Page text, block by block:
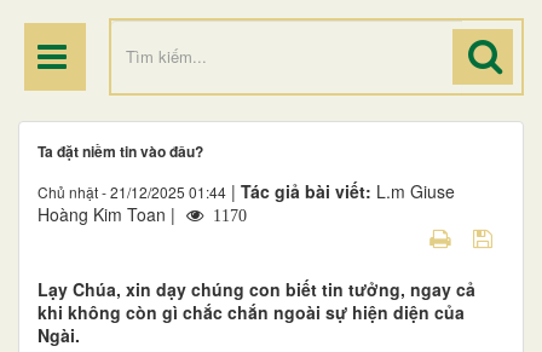
Ta đặt niềm tin vào đâu?
Chủ nhật - 21/12/2025 01:44 | Tác giả bài viết: L.m Giuse
Hoàng Kim Toan |
1170
Lạy Chúa, xin dạy chúng con biết tin tưởng, ngay cả
khi không còn gì chắc chắn ngoài sự hiện diện của
Ngài.